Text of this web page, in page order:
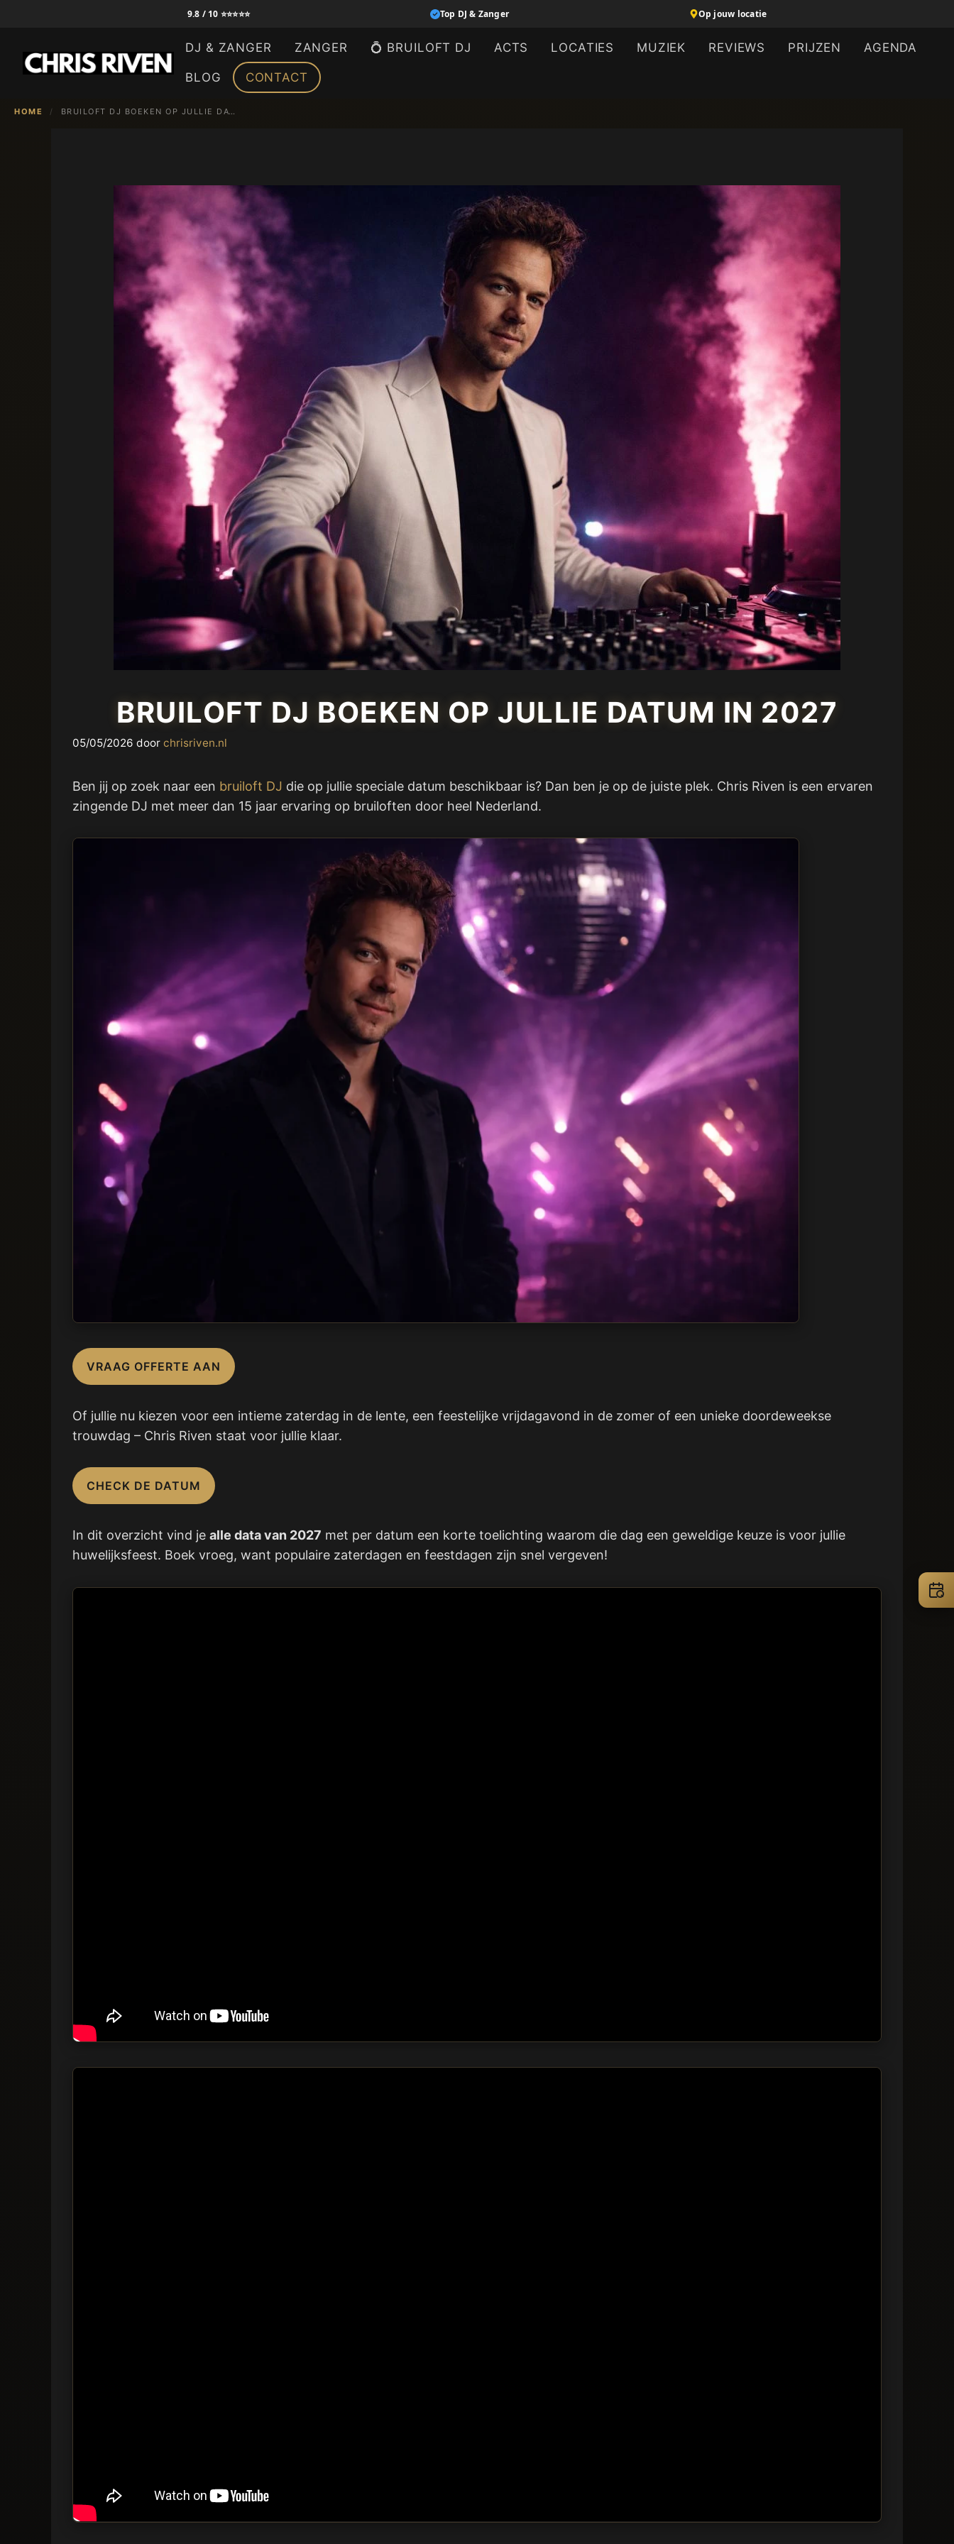
inhoud
9.8 / 10 ⭐⭐⭐⭐⭐ Top DJ & Zanger Op jouw locatie
DJ & ZANGER ZANGER 💍 BRUILOFT DJ ACTS LOCATIES MUZIEK REVIEWS PRIJZEN AGENDA
BLOG CONTACT
HOME / BRUILOFT DJ BOEKEN OP JULLIE DATUM IN 2027
BRUILOFT DJ BOEKEN OP JULLIE DATUM IN 2027
05/05/2026 door chrisriven.nl
Ben jij op zoek naar een bruiloft DJ die op jullie speciale datum beschikbaar is? Dan ben je op de juiste plek. Chris Riven is een ervaren
zingende DJ met meer dan 15 jaar ervaring op bruiloften door heel Nederland.
VRAAG OFFERTE AAN
Of jullie nu kiezen voor een intieme zaterdag in de lente, een feestelijke vrijdagavond in de zomer of een unieke doordeweekse
trouwdag – Chris Riven staat voor jullie klaar.
CHECK DE DATUM
In dit overzicht vind je alle data van 2027 met per datum een korte toelichting waarom die dag een geweldige keuze is voor jullie
huwelijksfeest. Boek vroeg, want populaire zaterdagen en feestdagen zijn snel vergeven!